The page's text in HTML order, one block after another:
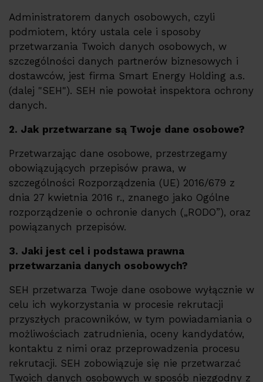
Administratorem danych osobowych, czyli
podmiotem, który ustala cele i sposoby
przetwarzania Twoich danych osobowych, w
szczególności danych partnerów biznesowych i
dostawców, jest firma Smart Energy Holding a.s.
(dalej "SEH"). SEH nie powołał inspektora ochrony
danych.
2. Jak przetwarzane są Twoje dane osobowe?
Przetwarzając dane osobowe, przestrzegamy
obowiązujących przepisów prawa, w
szczególności Rozporządzenia (UE) 2016/679 z
dnia 27 kwietnia 2016 r., znanego jako Ogólne
rozporządzenie o ochronie danych („RODO”), oraz
powiązanych przepisów.
3. Jaki jest cel i podstawa prawna
przetwarzania danych osobowych?
SEH przetwarza Twoje dane osobowe wyłącznie w
celu ich wykorzystania w procesie rekrutacji
przyszłych pracowników, w tym powiadamiania o
możliwościach zatrudnienia, oceny kandydatów,
kontaktu z nimi oraz przeprowadzenia procesu
rekrutacji. SEH zobowiązuje się nie przetwarzać
Twoich danych osobowych w sposób niezgodny z